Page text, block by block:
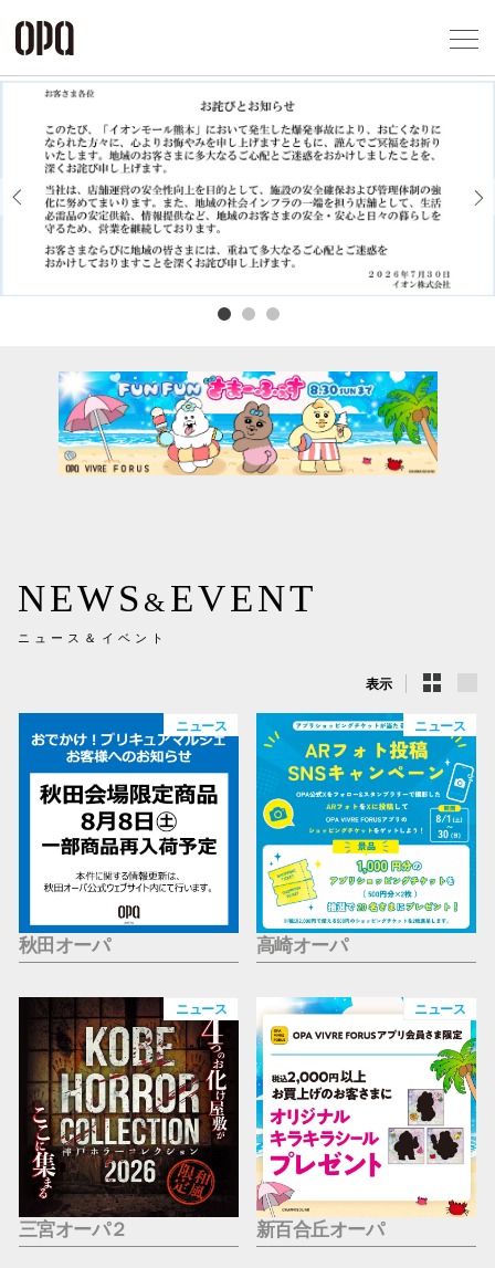
Previous
NEWS & EVENT
ニュース＆イベント
表示
ニュース
秋田オーパ
ニュース
高崎オーパ
ニュース
三宮オーパ２
ニュース
新百合丘オーパ
企業情報
お問い合わせ
プライバシ
ソーシャル
横浜ビ